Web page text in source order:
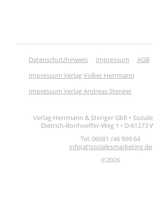
Datenschutzhinweis Impressum
AGB
Impressum Verlag Volker Herrmann
Impressum Verlag Andreas Stenger
Verlag Herrmann & Stenger GbR •
Dietrich-Bonhoeffer-Weg 1 • D-61273
Tel: 06081 /46 999 64
info(at)sozialesmarketing.de
©2026